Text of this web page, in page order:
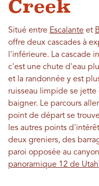
Creek
Situé entre Escalante et
offre deux cascades à
l'inférieure. La cascade
c'est une chute d'eau
et la randonnée y est
ruisseau limpide se jette
baigner. Le parcours
point de départ se
les autres points
deux greniers, des
paroi opposée au
panoramique 12 de Utah